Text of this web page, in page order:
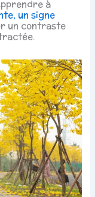
à
un signe
un contraste